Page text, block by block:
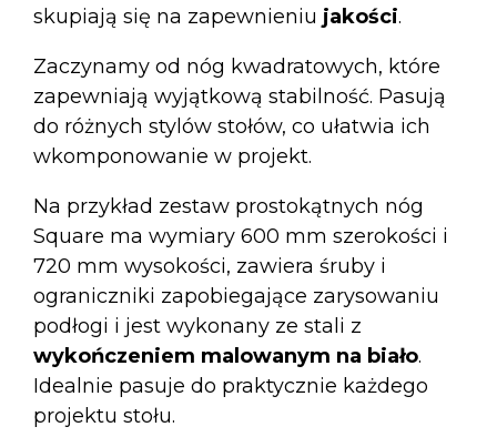
skupiają się na zapewnieniu jakości.
Zaczynamy od nóg kwadratowych, które
zapewniają wyjątkową stabilność. Pasują
do różnych stylów stołów, co ułatwia ich
wkomponowanie w projekt.
Na przykład zestaw prostokątnych nóg
Square ma wymiary 600 mm szerokości i
720 mm wysokości, zawiera śruby i
ograniczniki zapobiegające zarysowaniu
podłogi i jest wykonany ze stali z
wykończeniem malowanym na biało.
Idealnie pasuje do praktycznie każdego
projektu stołu.